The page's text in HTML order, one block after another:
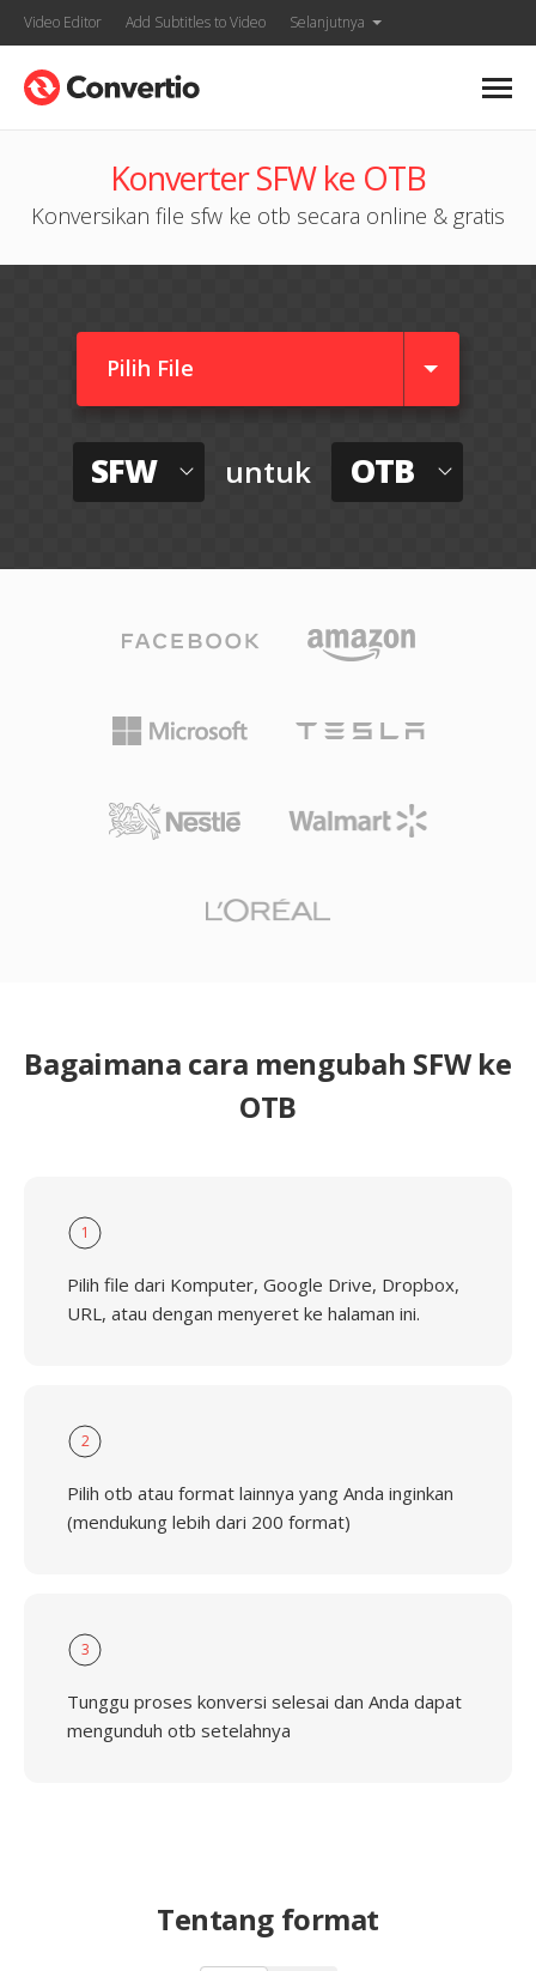
Video Editor Add Subtitles to Video Selanjutnya
Konverter SFW ke OTB
Konversikan file sfw ke otb secara online & gratis
Pilih File
SFW untuk OTB
Bagaimana cara mengubah SFW ke
OTB
1
Pilih file dari Komputer, Google Drive, Dropbox,
URL, atau dengan menyeret ke halaman ini.
2
Pilih otb atau format lainnya yang Anda inginkan
(mendukung lebih dari 200 format)
3
Tunggu proses konversi selesai dan Anda dapat
mengunduh otb setelahnya
Tentang format